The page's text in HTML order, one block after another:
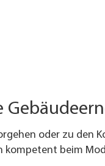
oder zu den
kompetent beim